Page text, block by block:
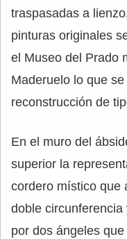
traspasadas a
pinturas originales
el Museo del Prado
Maderuelo lo que
reconstrucción de
En el muro del
superior la
cordero místico que
doble
por dos ángeles